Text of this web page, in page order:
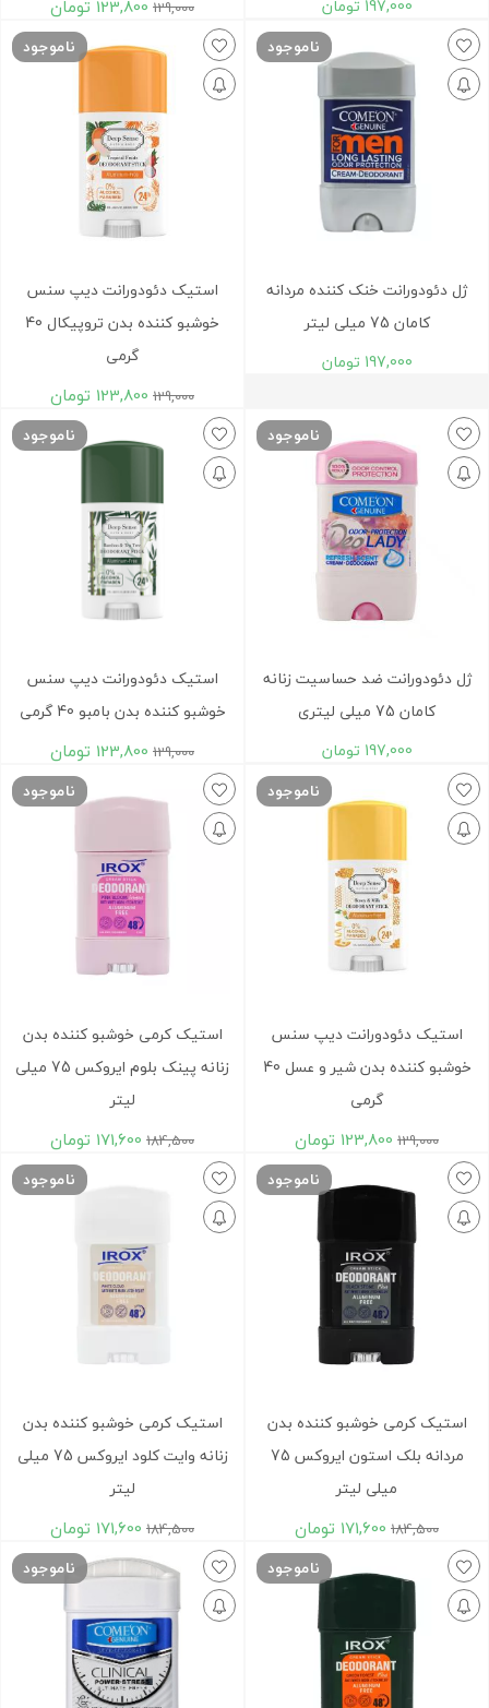
197,000 تومان 129,000
123,800 تومان
ناموجود
ژل دئودورانت خنک کننده مردانه
کامان 75 میلی لیتر
197,000 تومان
ناموجود
استيک دئودورانت ديپ سنس
خوشبو کننده بدن تروپیکال 40
گرمی
129,000
123,800 تومان
ناموجود
ژل دئودورانت ضد حساسیت زنانه
کامان 75 میلی لیتری
197,000 تومان
ناموجود
استيک دئودورانت ديپ سنس
خوشبو کننده بدن بامبو 40 گرمی
129,000
123,800 تومان
ناموجود
استيک دئودورانت ديپ سنس
خوشبو کننده بدن شیر و عسل 40
گرمی
129,000
123,800 تومان
ناموجود
استیک کرمی خوشبو کننده بدن
زنانه پینک بلوم ایروکس 75 میلی
لیتر
184,500
171,600 تومان
ناموجود
استیک کرمی خوشبو کننده بدن
مردانه بلک استون ایروکس 75
میلی لیتر
184,500
171,600 تومان
ناموجود
استیک کرمی خوشبو کننده بدن
زنانه وایت کلود ایروکس 75 میلی
لیتر
184,500
171,600 تومان
ناموجود ناموجود